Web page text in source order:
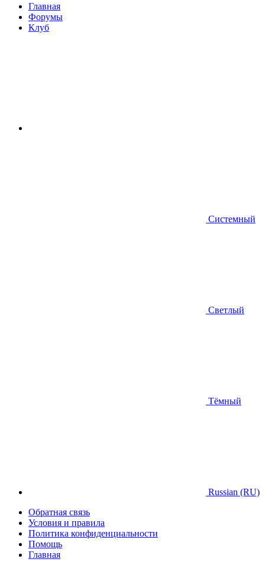
Главная
Форумы
Клуб
Системный
Светлый
Тёмный
Russian (RU)
Обратная связь
Условия и правила
Политика конфиденциальности
Помощь
Главная